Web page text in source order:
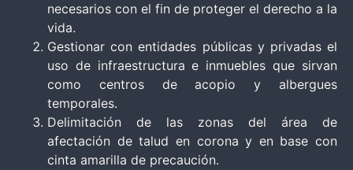
necesarios con el fin de proteger el derecho a la
vida.
Gestionar con entidades públicas y privadas el
uso de infraestructura e inmuebles que sirvan
como centros de acopio y albergues
temporales.
Delimitación de las zonas del área de
afectación de talud en corona y en base con
cinta amarilla de precaución.